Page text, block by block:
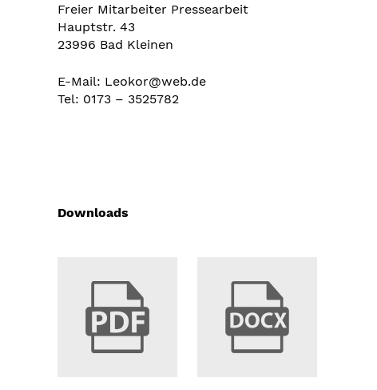
Freier Mitarbeiter Pressearbeit
Hauptstr. 43
23996 Bad Kleinen
E-Mail: Leokor@web.de
Tel: 0173 – 3525782
Downloads